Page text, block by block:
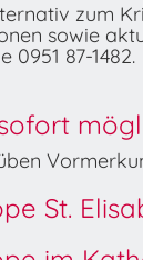
zum
sowie
0951 87-1482.
St.